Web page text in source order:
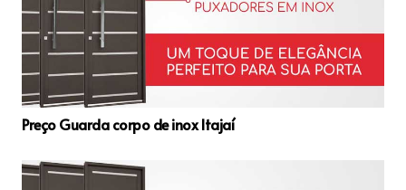
Preço Guarda corpo de inox Itajaí